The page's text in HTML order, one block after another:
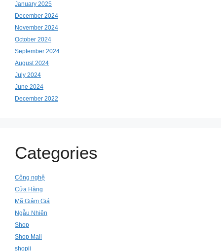
January 2025
December 2024
November 2024
October 2024
September 2024
August 2024
July 2024
June 2024
December 2022
Categories
Công nghệ
Cửa Hàng
Mã Giảm Giá
Ngẫu Nhiên
Shop
Shop Mall
shopii